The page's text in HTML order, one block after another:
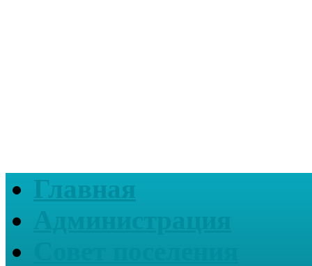
Главная